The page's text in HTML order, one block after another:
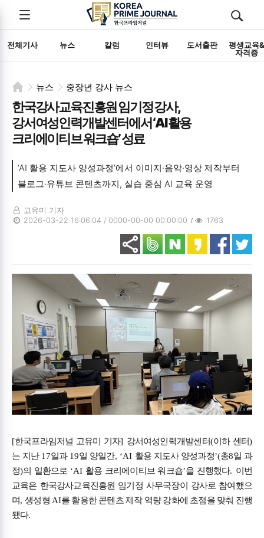
전체기사 뉴스 칼럼 인터뷰 도서출판
평생교육
자격증
전체메뉴 검색
열기/
뉴스 중장년 강사 뉴스
한국강사교육진흥원 임기정 강사,
강서여성인력개발센터에서 ‘AI 활용
크리에이티브 워크숍’ 성료
‘AI 활용 지도사 양성과정’에서 이미지·음악·영상 제작부터
블로그·유튜브 콘텐츠까지, 실습 중심 AI 교육 운영
고유미 기자
2026-03-22 16:06:04 / 0000-00-00 00:00:00
1763
[한국프라임저널 고유미 기자] 강서여성인력개발센터(이하 센터)
는 지난 17일과 19일 양일간, ‘AI 활용 지도사 양성과정’(총8일 과
정)의 일환으로 ‘AI 활용 크리에이티브 워크숍’을 진행했다. 이번
교육은 한국강사교육진흥원 임기정 사무국장이 강사로 참여했으
며,생성형AI를 활용한 콘텐츠 제작 역량 강화에 초점을 맞춰 진행
됐다.